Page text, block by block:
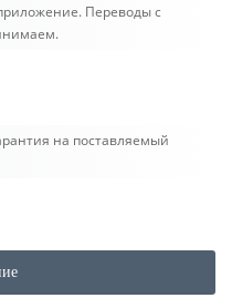
Переводы с
на поставляемый